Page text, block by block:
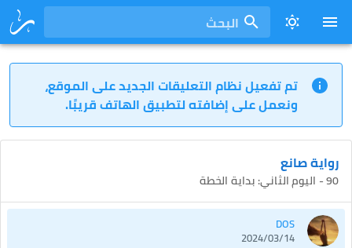
البحث
تم تفعيل نظام التعليقات الجديد على الموقع،
ونعمل على إضافته لتطبيق الهاتف قريبًا.
رواية صانع
90 - اليوم الثاني: بداية الخطة
DOS
2024/03/14